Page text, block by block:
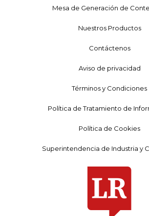
Mesa de Generación de
Nuestros Productos
Contáctenos
Aviso de privacidad
Términos y Condiciones
Política de Tratamiento de
Política de Cookies
Superintendencia de Industria y